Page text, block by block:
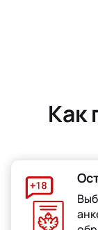
Как